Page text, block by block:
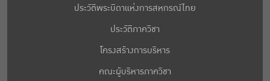
ประวัติพระบิดาแห่งการสหกรณ์ไทย
ประวัติภาควิชา
โครงสร้างการบริหาร
คณะผู้บริหารภาควิชา